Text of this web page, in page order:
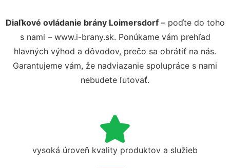
Diaľkové ovládanie brány Loimersdorf– poďte do toho
s nami – www.i-brany.sk. Ponúkame vám prehľad
hlavných výhod a dôvodov, prečo sa obrátiť na nás.
Garantujeme vám, že nadviazanie spolupráce s nami
nebudete ľutovať.
vysoká úroveň kvality produktov a služieb